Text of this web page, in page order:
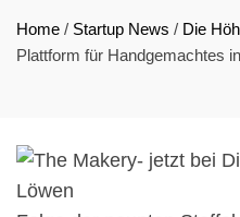
Home / Startup News / Die
Plattform für Handgemachtes